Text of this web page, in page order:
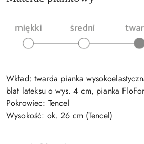
Wkład: twarda pianka
blat lateksu o wys. 4 cm, pianka
Pokrowiec: Tencel
Wysokość: ok. 26 cm (Tencel)